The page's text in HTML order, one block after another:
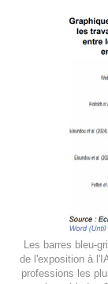
Les barres bleu-
de l'exposition à
professions les